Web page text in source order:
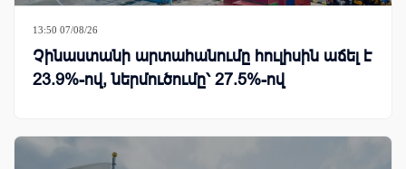
13:50 07/08/26
Չինաստանի արտահանումը հուլիսին աճել է
23.9%-ով, ներմուծումը՝ 27.5%-ով